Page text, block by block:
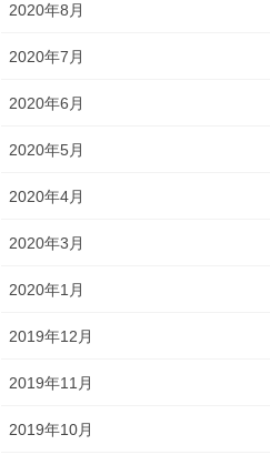
2020年8月
2020年7月
2020年6月
2020年5月
2020年4月
2020年3月
2020年1月
2019年12月
2019年11月
2019年10月